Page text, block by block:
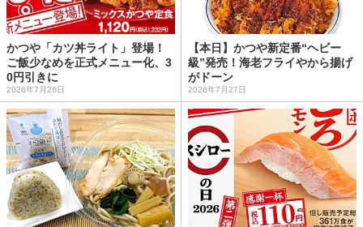
かつや「カツ丼ライト」登場！
ご飯少なめを正式メニュー化、3
0円引きに
2026年7月26日
【本日】かつや新定番“ヘビー
級”発売！海老フライやから揚げ
がドーン
2026年7月27日